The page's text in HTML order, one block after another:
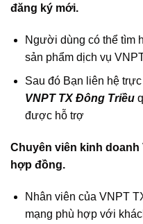
đăng ký mới.
Người dùng có thể tìm
sản phẩm dịch vụ
Sau đó Bạn liên hệ
VNPT TX Đông Triều
được hỗ trợ
Chuyên viên kinh doanh
hợp đồng.
Nhân viên của VNPT
mạng phù hợp với